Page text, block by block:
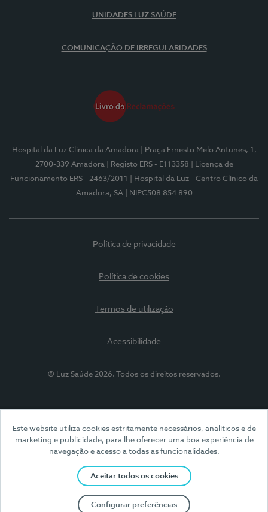
Este website utiliza cookies estritamente necessários, analíticos e de
marketing e publicidade, para lhe oferecer uma boa experiência de
navegação e acesso a todas as funcionalidades.
Aceitar todos os cookies
Configurar preferências
UNIDADES LUZ SAÚDE
COMUNICAÇÃO DE IRREGULARIDADES
Hospital da Luz Clínica da Amadora
| Praça Ernesto Melo Antunes, 1,
2700-339 Amadora
| Registo ERS - E113358
| Licença de
Funcionamento ERS - 2463/2011
| Hospital da Luz - Centro Clínico da
Amadora, SA
| NIPC508 854 890
Política de privacidade
Política de cookies
Termos de utilização
Acessibilidade
© Luz Saúde 2026. Todos os direitos reservados.